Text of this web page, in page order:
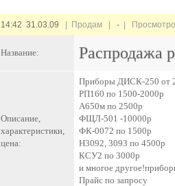
14:42 31.03.09 | Продам | - |
Название: Распродажа
Описание,
характеристики,
цена:
Приборы ДИСК-250 от
РП160 по 1500-2000р
А650м по 2500р
ФЩЛ-501 -10000р
ФК-0072 по 1500р
Н3092, 3093 по 4500р
КСУ2 по 3000р
и многое
Прайс по запросу